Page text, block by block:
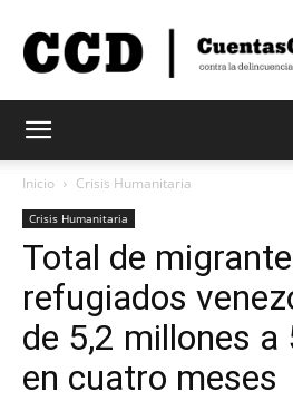
Claras
Digital
Inicio Crisis Humanitaria
Crisis Humanitaria
Total de
refugiados
de 5,2 millones a
en cuatro meses